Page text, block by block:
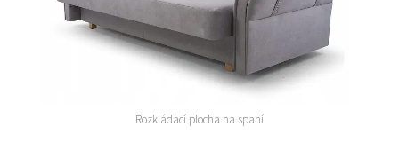
Rozkládací plocha na spaní